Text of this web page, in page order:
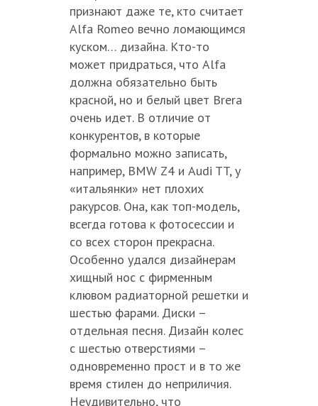
признают даже те, кто считает
Alfa Romeo вечно ломающимся
куском… дизайна. Кто-то
может придраться, что Alfa
должна обязательно быть
красной, но и белый цвет Brera
очень идет. В отличие от
конкурентов, в которые
формально можно записать,
например, BMW Z4 и Audi TT, у
«итальянки» нет плохих
ракурсов. Она, как топ-модель,
всегда готова к фотосессии и
со всех сторон прекрасна.
Особенно удался дизайнерам
хищный нос с фирменным
клювом радиаторной решетки и
шестью фарами. Диски –
отдельная песня. Дизайн колес
с шестью отверстиями –
одновременно прост и в то же
время стилен до неприличия.
Неудивительно, что